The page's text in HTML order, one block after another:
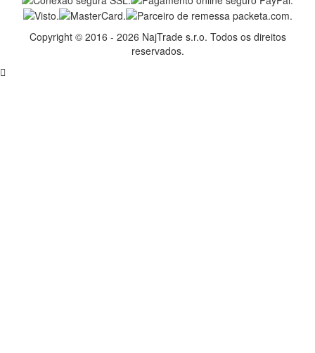
Copyright © 2016 - 2026 NajTrade s.r.o. Todos os direitos
reservados.